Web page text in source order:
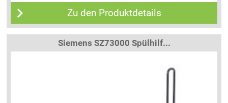
Zu den Produktdetails
Siemens SZ73000 Spülhilf...